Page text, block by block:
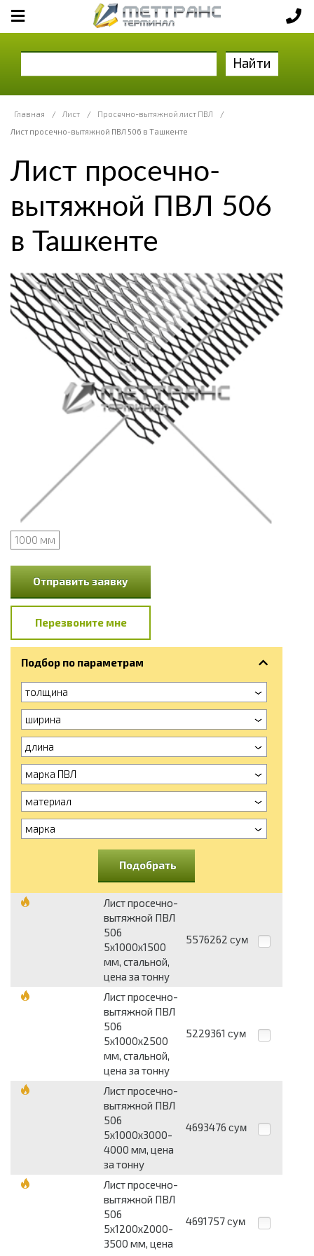
Найти
Главная / Лист / Просечно-вытяжной лист ПВЛ
/
Лист просечно-вытяжной ПВЛ 506 в Ташкенте
Лист просечно-
вытяжной ПВЛ 506
в Ташкенте
1000 мм
Отправить заявку
Перезвоните мне
Подбор по параметрам
толщина
ширина
длина
марка ПВЛ
материал
марка
Подобрать
Лист просечно-
вытяжной ПВЛ
506
5х1000х1500
мм, стальной,
цена за тонну
5576262 сум
Лист просечно-
вытяжной ПВЛ
506
5х1000х2500
мм, стальной,
цена за тонну
5229361 сум
Лист просечно-
вытяжной ПВЛ
506
5х1000х3000-
4000 мм, цена
за тонну
4693476 сум
Лист просечно-
вытяжной ПВЛ
506
5х1200х2000-
3500 мм, цена
4691757 сум